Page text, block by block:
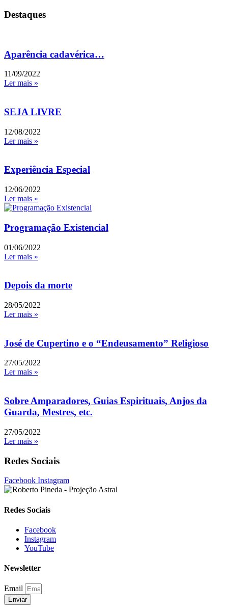
Destaques
Aparência cadavérica…
11/09/2022
Ler mais »
SEJA LIVRE
12/08/2022
Ler mais »
Experiência Especial
12/06/2022
Ler mais »
Programação Existencial
01/06/2022
Ler mais »
Depois da morte
28/05/2022
Ler mais »
José de Cupertino e o “Endeusamento” Religioso
27/05/2022
Ler mais »
Sobre Amparadores, Guias Espirituais, Anjos da
Guarda, Mestres, etc.
27/05/2022
Ler mais »
Redes Sociais
Facebook Instagram
Redes Sociais
Facebook
Instagram
YouTube
Newsletter
Email
Enviar